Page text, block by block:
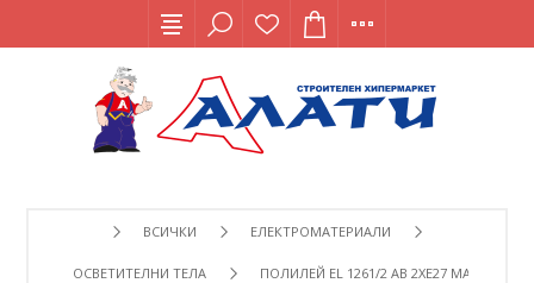
ВСИЧКИ ЕЛЕКТРОМАТЕРИАЛИ
ОСВЕТИТЕЛНИ ТЕЛА ПОЛИЛЕЙ EL 1261/2 AB 2ХE27 MAX.28W